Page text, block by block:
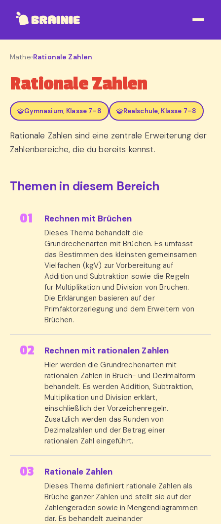
Mathe›Rationale Zahlen
Rationale Zahlen
Gymnasium, Klasse 7–8 Realschule, Klasse 7–8
Rationale Zahlen sind eine zentrale Erweiterung der
Zahlenbereiche, die du bereits kennst.
Themen in diesem Bereich
Rechnen mit Brüchen
Dieses Thema behandelt die
Grundrechenarten mit Brüchen. Es umfasst
das Bestimmen des kleinsten gemeinsamen
Vielfachen (kgV) zur Vorbereitung auf
Addition und Subtraktion sowie die Regeln
für Multiplikation und Division von Brüchen.
Die Erklärungen basieren auf der
Primfaktorzerlegung und dem Erweitern von
Brüchen.
Rechnen mit rationalen Zahlen
Hier werden die Grundrechenarten mit
rationalen Zahlen in Bruch- und Dezimalform
behandelt. Es werden Addition, Subtraktion,
Multiplikation und Division erklärt,
einschließlich der Vorzeichenregeln.
Zusätzlich werden das Runden von
Dezimalzahlen und der Betrag einer
rationalen Zahl eingeführt.
Rationale Zahlen
Dieses Thema definiert rationale Zahlen als
Brüche ganzer Zahlen und stellt sie auf der
Zahlengeraden sowie in Mengendiagrammen
dar. Es behandelt zueinander